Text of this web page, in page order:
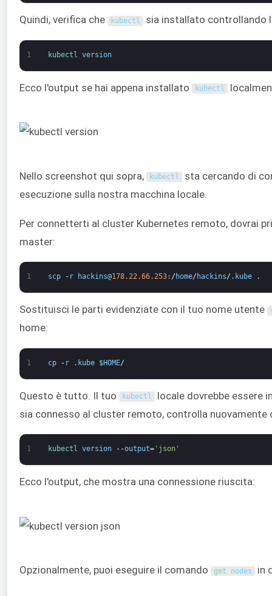
Quindi, verifica che kubectl sia installato controllando
1 kubectl version
Ecco l'output se hai appena installato kubectl
Nello screenshot qui sopra, kubectl sta cercando di
esecuzione sulla nostra macchina locale.
Per connetterti al cluster Kubernetes remoto, dovrai
master:
1 scp - r hackins@178.22.66.253: / home/ hackins/ . kube .
Sostituisci le parti evidenziate con il tuo nome utente
home:
1 cp - r . kube $HOME/
Questo è tutto. Il tuo kubectl locale dovrebbe essere
sia connesso al cluster remoto, controlla nuovamente
1 kubectl version --output='json'
Ecco l'output, che mostra una connessione riuscita:
Opzionalmente, puoi eseguire il comando get nodes in